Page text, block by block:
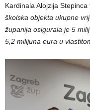
Kardinala Alojzija
školska objekta ukupne
županija osigurala je 5
5,2 milijuna eura u